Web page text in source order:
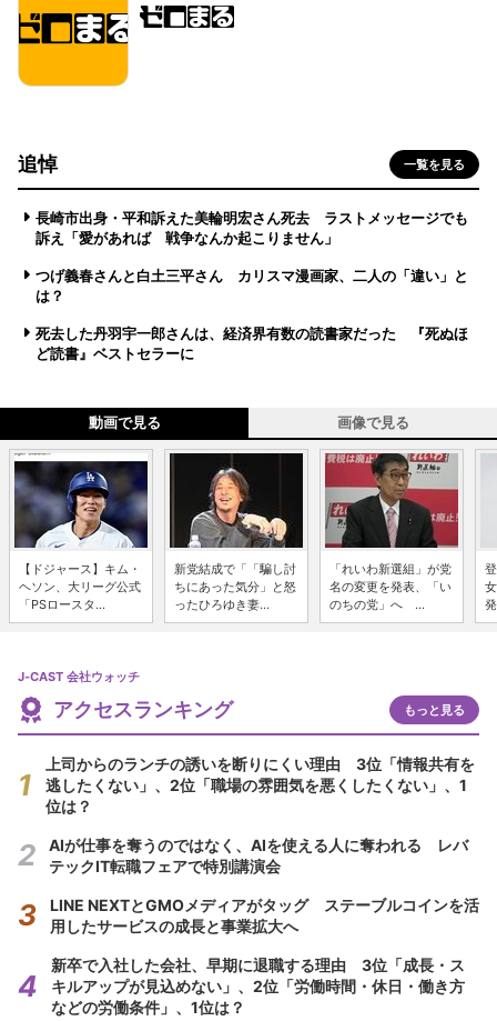
追悼 一覧を見る
長崎市出身・平和訴えた美輪明宏さん死去 ラストメッセージでも
訴え「愛があれば 戦争なんか起こりません」
つげ義春さんと白土三平さん カリスマ漫画家、二人の「違い」と
は？
死去した丹羽宇一郎さんは、経済界有数の読書家だった 『死ぬほ
ど読書』ベストセラーに
動画で見る 画像で見る
【ドジャース】キム・
ヘソン、大リーグ公式
「PSロースタ...
新党結成で「「騙し討
ちにあった気分」と怒
ったひろゆき妻...
「れいわ新選組」が党
名の変更を発表、「い
のちの党」へ ...
J-CAST 会社ウォッチ
アクセスランキング もっと見る
上司からのランチの誘いを断りにくい理由 3位「情報共有を
逃したくない」、2位「職場の雰囲気を悪くしたくない」、1
位は？
AIが仕事を奪うのではなく、AIを使える人に奪われる レバ
テックIT転職フェアで特別講演会
LINE NEXTとGMOメディアがタッグ ステーブルコインを活
用したサービスの成長と事業拡大へ
新卒で入社した会社、早期に退職する理由 3位「成長・ス
キルアップが見込めない」、2位「労働時間・休日・働き方
などの労働条件」、1位は？